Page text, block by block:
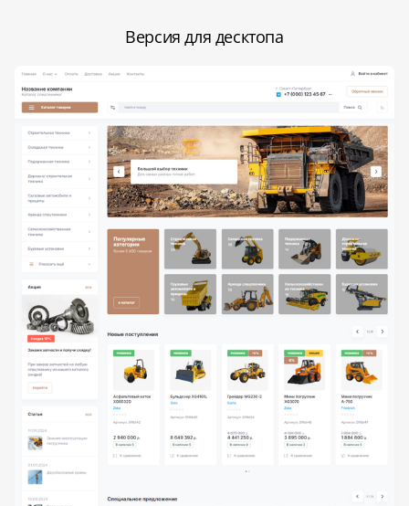
Версия для десктопа